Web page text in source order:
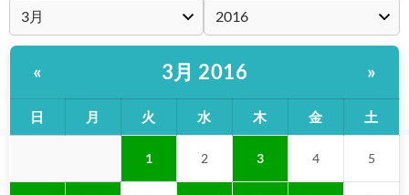
« 3月 2016 »
日 月 火 水 木 金 土
1 2 3 4 5